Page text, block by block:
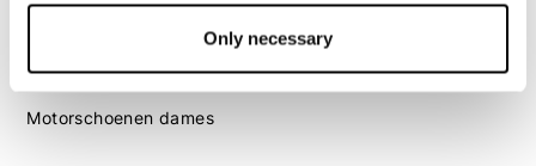
Only necessary
Motorschoenen dames